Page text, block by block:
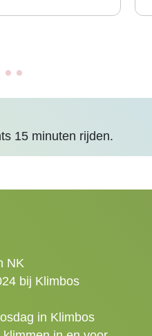
15 minuten rijden.
NK
bij Klimbos
in Klimbos